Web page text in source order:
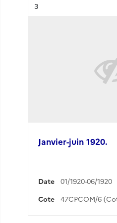
Résultat n°
3
Janvier-juin 1920.
Date
01/1920-06/1920
Cote
47CPCOM/6